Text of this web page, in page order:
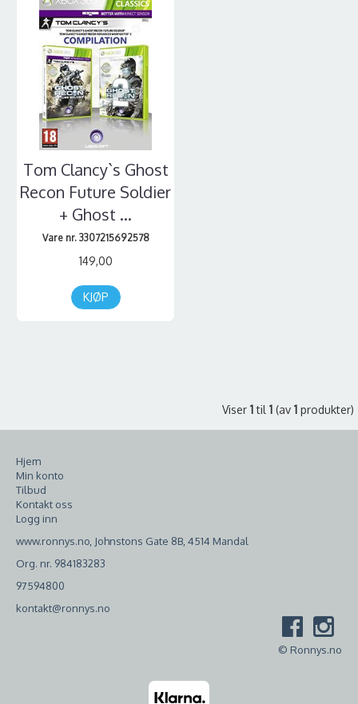
Tom Clancy`s Ghost
Recon Future Soldier
+ Ghost ...
Vare nr. 3307215692578
149,00
KJØP
Viser 1til 1 (av 1 produkter)
Hjem
Min konto
Tilbud
Kontakt oss
Logg inn
www.ronnys.no, Johnstons Gate 8B, 4514 Mandal
Org. nr. 984183283
97594800
kontakt@ronnys.no
© Ronnys.no